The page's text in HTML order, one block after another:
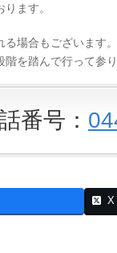
ます。
場合もございます
を踏んで行って参り
番号：
X